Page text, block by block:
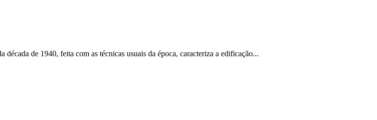
de 1940, feita com as técnicas usuais da época, caracteriza a edificação...